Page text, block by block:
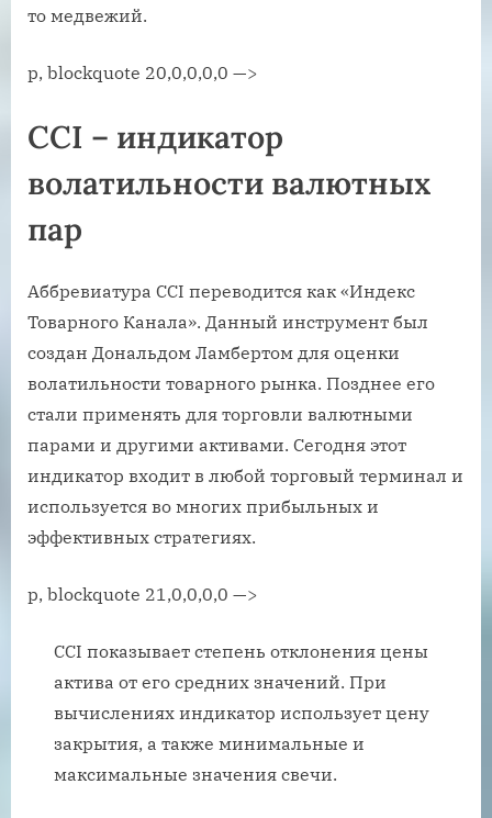
то медвежий.
p, blockquote 20,0,0,0,0 —>
CCI – индикатор
волатильности валютных
пар
Аббревиатура CCI переводится как «Индекс
Товарного Канала». Данный инструмент был
создан Дональдом Ламбертом для оценки
волатильности товарного рынка. Позднее его
стали применять для торговли валютными
парами и другими активами. Сегодня этот
индикатор входит в любой торговый терминал и
используется во многих прибыльных и
эффективных стратегиях.
p, blockquote 21,0,0,0,0 —>
CCI показывает степень отклонения цены
актива от его средних значений. При
вычислениях индикатор использует цену
закрытия, а также минимальные и
максимальные значения свечи.